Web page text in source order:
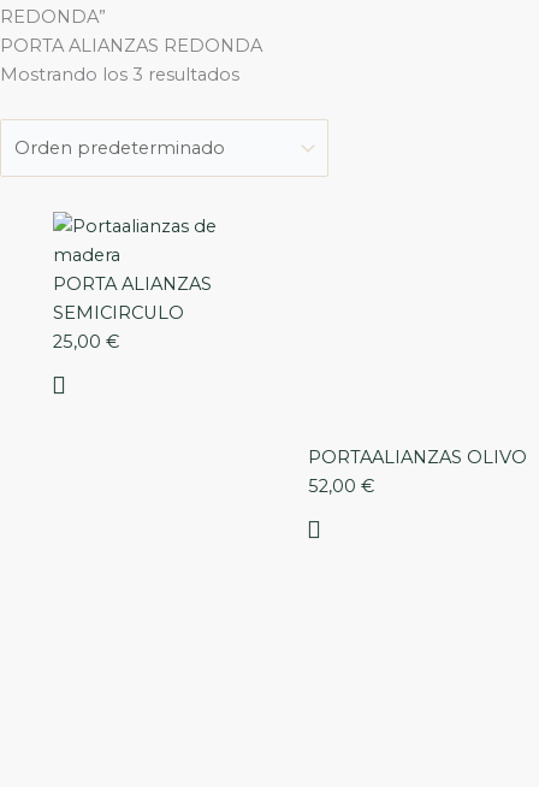
REDONDA”
PORTA ALIANZAS REDONDA
Mostrando los 3 resultados
PORTA ALIANZAS
SEMICIRCULO
25,00 €
PORTAALIANZAS OLIVO
52,00 €